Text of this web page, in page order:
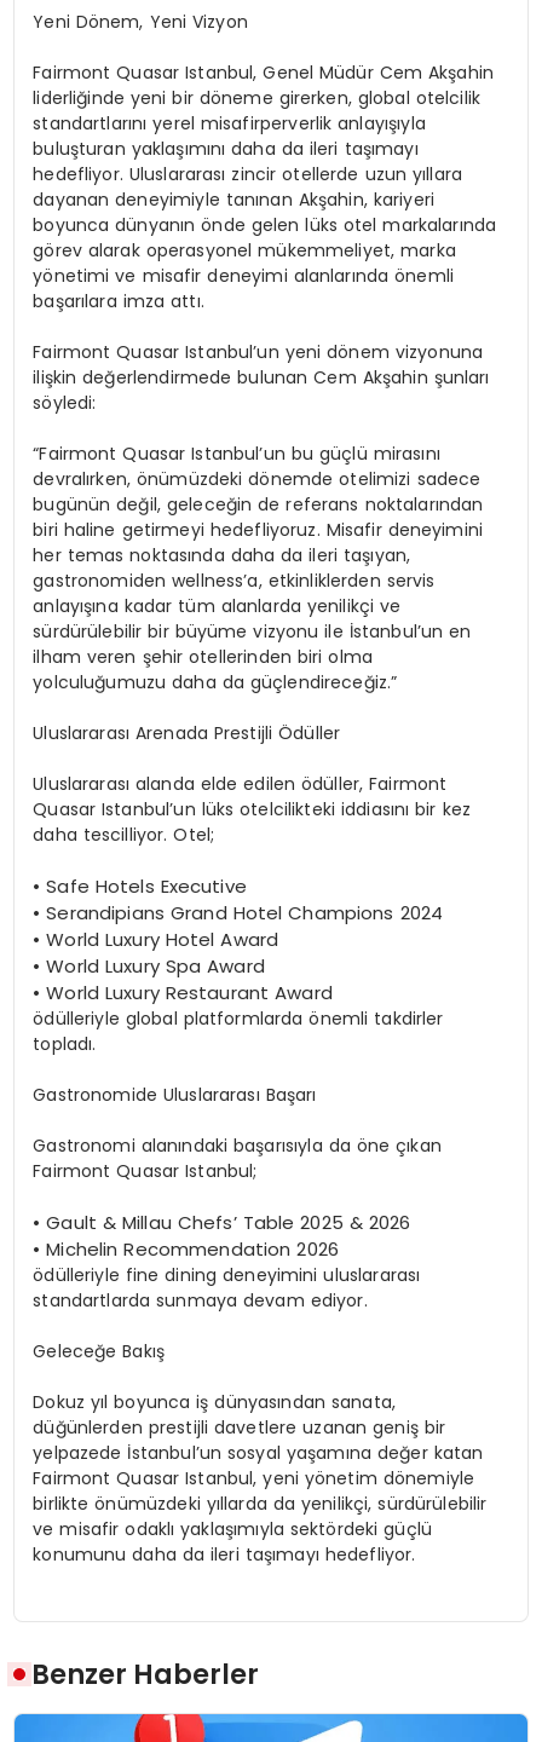
Yeni Dönem, Yeni Vizyon
Fairmont Quasar Istanbul, Genel Müdür Cem Akşahin
liderliğinde yeni bir döneme girerken, global otelcilik
standartlarını yerel misafirperverlik anlayışıyla
buluşturan yaklaşımını daha da ileri taşımayı
hedefliyor. Uluslararası zincir otellerde uzun yıllara
dayanan deneyimiyle tanınan Akşahin, kariyeri
boyunca dünyanın önde gelen lüks otel markalarında
görev alarak operasyonel mükemmeliyet, marka
yönetimi ve misafir deneyimi alanlarında önemli
başarılara imza attı.
Fairmont Quasar Istanbul’un yeni dönem vizyonuna
ilişkin değerlendirmede bulunan Cem Akşahin şunları
söyledi:
“Fairmont Quasar Istanbul’un bu güçlü mirasını
devralırken, önümüzdeki dönemde otelimizi sadece
bugünün değil, geleceğin de referans noktalarından
biri haline getirmeyi hedefliyoruz. Misafir deneyimini
her temas noktasında daha da ileri taşıyan,
gastronomiden wellness’a, etkinliklerden servis
anlayışına kadar tüm alanlarda yenilikçi ve
sürdürülebilir bir büyüme vizyonu ile İstanbul’un en
ilham veren şehir otellerinden biri olma
yolculuğumuzu daha da güçlendireceğiz.”
Uluslararası Arenada Prestijli Ödüller
Uluslararası alanda elde edilen ödüller, Fairmont
Quasar Istanbul’un lüks otelcilikteki iddiasını bir kez
daha tescilliyor. Otel;
•Safe Hotels Executive
•Serandipians Grand Hotel Champions 2024
•World Luxury Hotel Award
•World Luxury Spa Award
•World Luxury Restaurant Award
ödülleriyle global platformlarda önemli takdirler
topladı.
Gastronomide Uluslararası Başarı
Gastronomi alanındaki başarısıyla da öne çıkan
Fairmont Quasar Istanbul;
•Gault & Millau Chefs’ Table 2025 & 2026
•Michelin Recommendation 2026
ödülleriyle fine dining deneyimini uluslararası
standartlarda sunmaya devam ediyor.
Geleceğe Bakış
Dokuz yıl boyunca iş dünyasından sanata,
düğünlerden prestijli davetlere uzanan geniş bir
yelpazede İstanbul’un sosyal yaşamına değer katan
Fairmont Quasar Istanbul, yeni yönetim dönemiyle
birlikte önümüzdeki yıllarda da yenilikçi, sürdürülebilir
ve misafir odaklı yaklaşımıyla sektördeki güçlü
konumunu daha da ileri taşımayı hedefliyor.
Benzer Haberler